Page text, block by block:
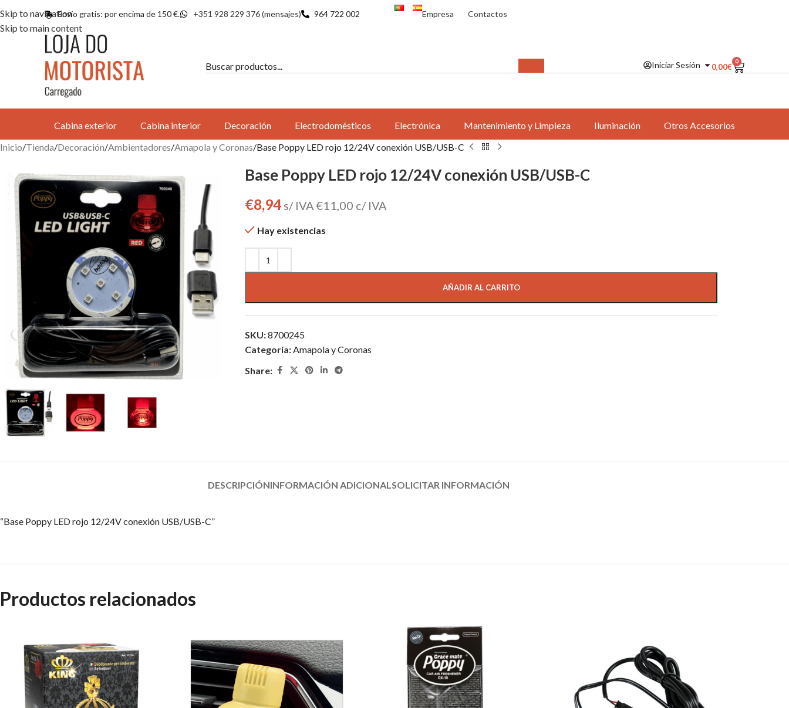
Skip to navigation
Skip to main content
Envío gratis: por encima de 150 €. +351 928 229 376 (mensajes) 964 722 002 Empresa Contactos
Iniciar Sesión 0,00€
0
Cabina exterior Cabina interior Decoración Electrodomésticos Electrónica Mantenimiento y Limpieza Iluminación
Otros Accesorios
Inicio Tienda Decoración Ambientadores Amapola y Coronas Base Poppy LED rojo 12/24V conexión USB/USB-C
Base Poppy LED rojo 12/24V conexión USB/USB-C
€8,94 s/ IVA€11,00 c/ IVA
Hay existencias
AÑADIR AL CARRITO
SKU:8700245
Categoría:Amapola y Coronas
Share:
DESCRIPCIÓNINFORMACIÓN ADICIONALSOLICITAR INFORMACIÓN
“Base Poppy LED rojo 12/24V conexión USB/USB-C”
Productos relacionados